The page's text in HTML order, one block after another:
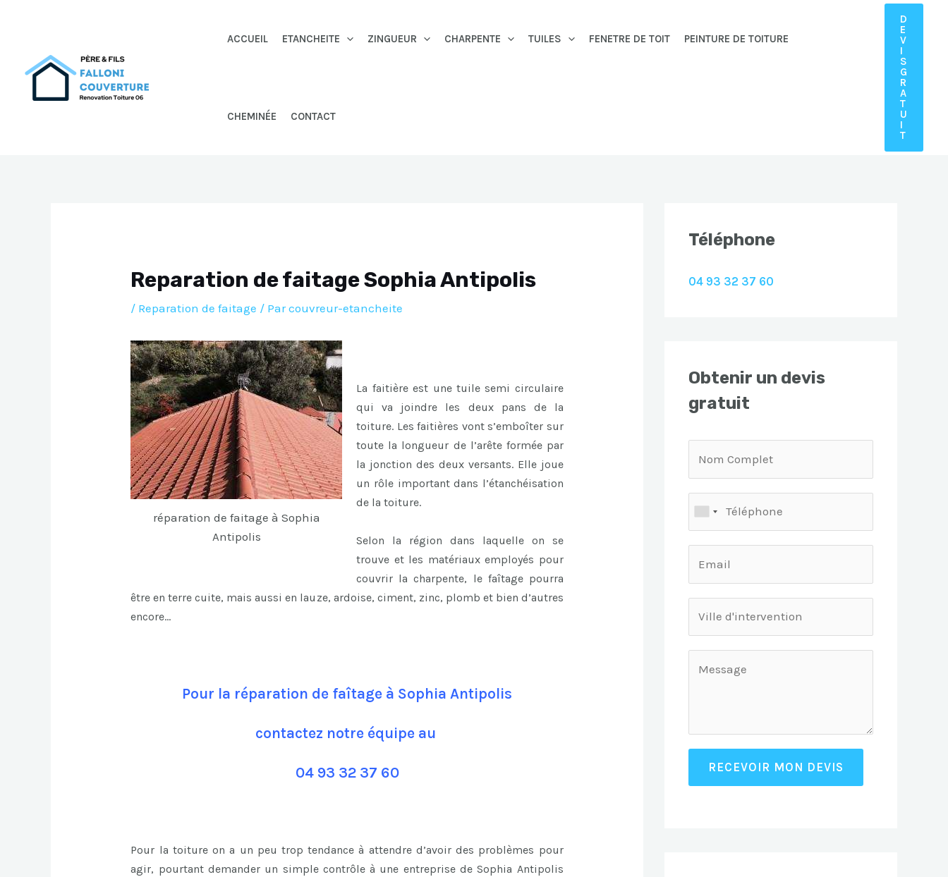
ACCUEIL ETANCHEITE ZINGUEUR CHARPENTE TUILES FENETRE DE TOIT PEINTURE DE TOITURE
CHEMINÉE CONTACT
D
E
V
I
S
G
R
A
T
U
I
T
Reparation de faitage Sophia Antipolis
/ Reparation de faitage / Parcouvreur-etancheite
réparation de faitage à Sophia
Antipolis
La faitière est une tuile semi circulaire
qui va joindre les deux pans de la
toiture. Les faitières vont s’emboîter sur
toute la longueur de l’arête formée par
la jonction des deux versants. Elle joue
un rôle important dans l’étanchéisation
de la toiture.
Selon la région dans laquelle on se
trouve et les matériaux employés pour
couvrir la charpente, le faîtage pourra
être en terre cuite, mais aussi en lauze, ardoise, ciment, zinc, plomb et bien d’autres
encore…
Pour la réparation de faîtage à Sophia Antipolis
contactez notre équipe au
04 93 32 37 60
Pour la toiture on a un peu trop tendance à attendre d’avoir des problèmes pour
agir, pourtant demander un simple contrôle à une entreprise de Sophia Antipolis
Téléphone
04 93 32 37 60
Obtenir un devis
gratuit
RECEVOIR MON DEVIS